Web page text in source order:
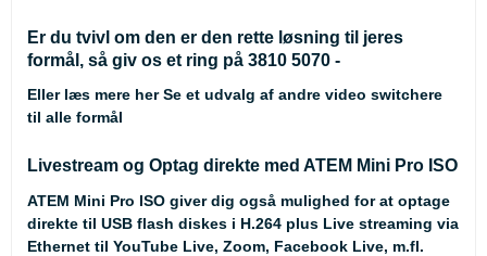
Er du tvivl om den er den rette løsning til jeres
formål, så giv os et ring på 3810 5070 -
Eller læs mere her Se et udvalg af andre video switchere
til alle formål
Livestream og Optag direkte med ATEM Mini Pro ISO
ATEM Mini Pro ISO giver dig også mulighed for at optage
direkte til USB flash diskes i H.264 plus Live streaming via
Ethernet til YouTube Live, Zoom, Facebook Live, m.fl.